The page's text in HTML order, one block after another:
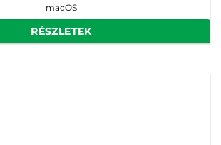
macOS
RÉSZLETEK